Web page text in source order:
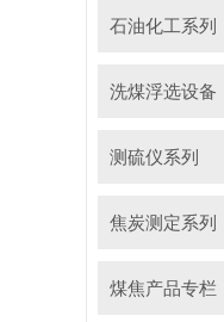
石油化工系列
洗煤浮选设备
测硫仪系列
焦炭测定系列
煤焦产品专栏